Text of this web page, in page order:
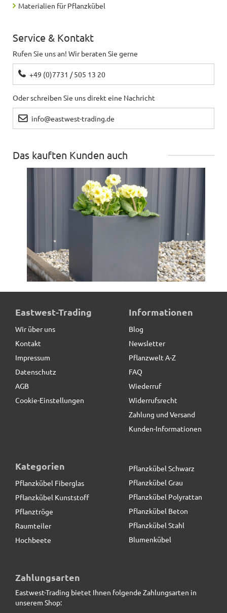
Materialien für Pflanzkübel
Service & Kontakt
Rufen Sie uns an! Wir beraten Sie gerne
+49 (0)7731 / 505 13 20
Oder schreiben Sie uns direkt eine Nachricht
info@eastwest-trading.de
Das kauften Kunden auch
Pflanzkübel der BUNDESGARTENSCHAU, Fiberglas
86,90 € *statt
anthrazit
126,50 € *
Eastwest-Trading
Wir über uns
Kontakt
Impressum
Datenschutz
AGB
Cookie-Einstellungen
Informationen
Blog
Newsletter
Pflanzwelt A-Z
FAQ
Wiederruf
Widerrufsrecht
Zahlung und Versand
Kunden-Informationen
Kategorien
Pflanzkübel Fiberglas
Pflanzkübel Kunststoff
Pflanztröge
Raumteiler
Hochbeete
Pflanzkübel Schwarz
Pflanzkübel Grau
Pflanzkübel Polyrattan
Pflanzkübel Beton
Pflanzkübel Stahl
Blumenkübel
Zahlungsarten
Eastwest-Trading bietet Ihnen folgende Zahlungsarten in
unserem Shop: